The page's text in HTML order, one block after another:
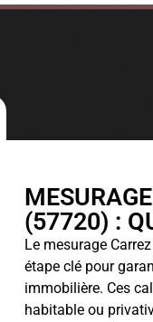
(57720) :
Le mesurage Carrez
étape clé pour
immobilière. Ces
habitable ou